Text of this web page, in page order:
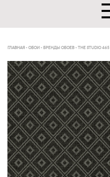
ГЛАВНАЯ - ОБОИ - БРЕНДЫ ОБОЕВ - THE STUDIO 465